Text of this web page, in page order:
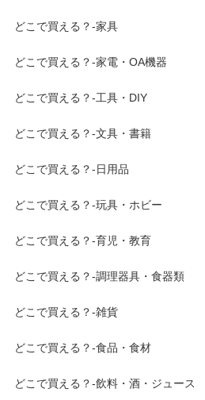
どこで買える？-家具
どこで買える？-家電・OA機器
どこで買える？-工具・DIY
どこで買える？-文具・書籍
どこで買える？-日用品
どこで買える？-玩具・ホビー
どこで買える？-育児・教育
どこで買える？-調理器具・食器類
どこで買える？-雑貨
どこで買える？-食品・食材
どこで買える？-飲料・酒・ジュース